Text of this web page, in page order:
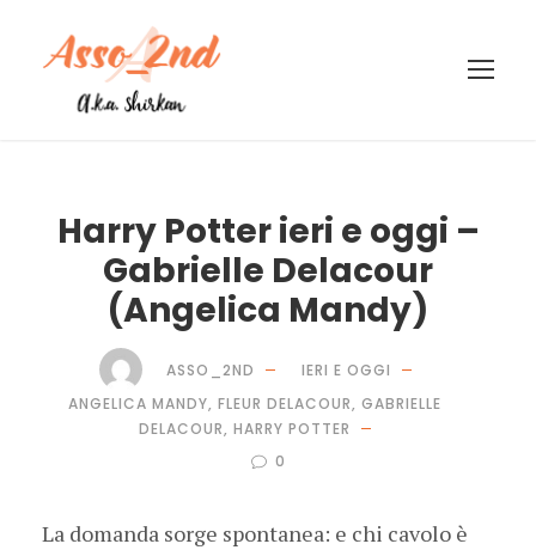
Harry Potter ieri e oggi –
Gabrielle Delacour
(Angelica Mandy)
ASSO_2ND
IERI E OGGI
ANGELICA MANDY, FLEUR DELACOUR, GABRIELLE
DELACOUR, HARRY POTTER
0
La domanda sorge spontanea: e chi cavolo è